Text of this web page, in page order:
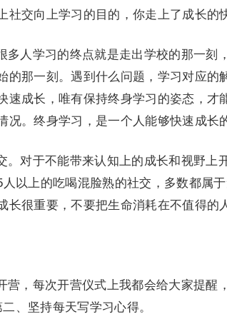
社交向上学习的目的，你走上了成长的
多人学习的终点就是走出学校的那一刻
的那一刻。遇到什么问题，学习对应的
速成长，唯有保持终身学习的姿态，才
况。终身学习，是一个人能够快速成长
。对于不能带来认知上的成长和视野上
以上的吃喝混脸熟的社交，多数都属
长很重要，不要把生命消耗在不值得的
营，每次开营仪式上我都会给大家提醒
、坚持每天写学习心得。